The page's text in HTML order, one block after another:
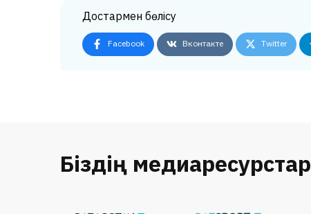
Достармен бөлісу
Facebook Вконтакте Twitter
Біздің медиаресурстар